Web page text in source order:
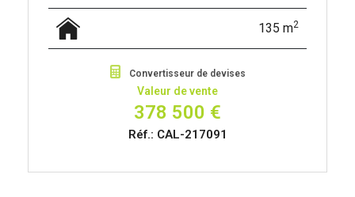
135 m2
Convertisseur de devises
Valeur de vente
378 500 €
Réf.: CAL-217091